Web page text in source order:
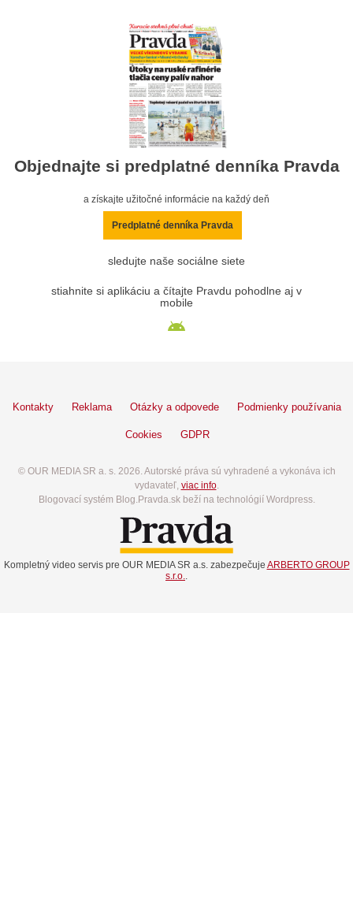
Objednajte si predplatné denníka Pravda
a získajte užitočné informácie na každý deň
Predplatné denníka Pravda
sledujte naše sociálne siete
stiahnite si aplikáciu a čítajte Pravdu pohodlne aj v
mobile
Kontakty Reklama Otázky a odpovede Podmienky používania
Cookies GDPR
© OUR MEDIA SR a. s. 2026. Autorské práva sú vyhradené a vykonáva ich
vydavateľ, viac info.
Blogovací systém Blog.Pravda.sk beží na technológií Wordpress.
Kompletný video servis pre OUR MEDIA SR a.s. zabezpečuje ARBERTO GROUP
s.r.o..